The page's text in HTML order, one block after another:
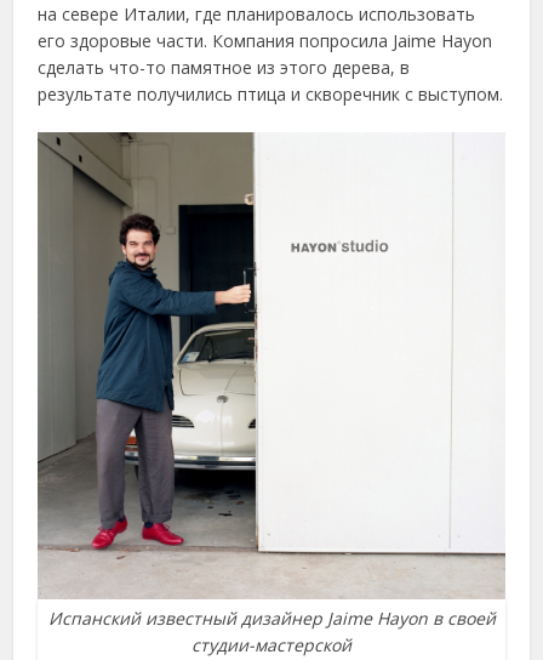
на севере Италии, где планировалось использовать
его здоровые части. Компания попросила Jaime Hayon
сделать что-то памятное из этого дерева, в
результате получились птица и скворечник с выступом.
Испанский известный дизайнер Jaime Hayon в своей
студии-мастерской